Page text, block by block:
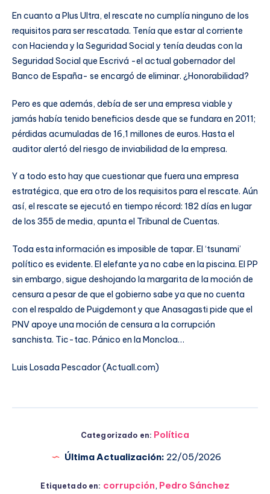
En cuanto a Plus Ultra, el rescate no cumplía ninguno de los
requisitos para ser rescatada. Tenía que estar al corriente
con Hacienda y la Seguridad Social y tenía deudas con la
Seguridad Social que Escrivá -el actual gobernador del
Banco de España- se encargó de eliminar. ¿Honorabilidad?
Pero es que además, debía de ser una empresa viable y
jamás había tenido beneficios desde que se fundara en 2011;
pérdidas acumuladas de 16,1 millones de euros. Hasta el
auditor alertó del riesgo de inviabilidad de la empresa.
Y a todo esto hay que cuestionar que fuera una empresa
estratégica, que era otro de los requisitos para el rescate. Aún
así, el rescate se ejecutó en tiempo récord: 182 días en lugar
de los 355 de media, apunta el Tribunal de Cuentas.
Toda esta información es imposible de tapar. El ‘tsunami’
político es evidente. El elefante ya no cabe en la piscina. El PP
sin embargo, sigue deshojando la margarita de la moción de
censura a pesar de que el gobierno sabe ya que no cuenta
con el respaldo de Puigdemont y que Anasagasti pide que el
PNV apoye una moción de censura a la corrupción
sanchista. Tic-tac. Pánico en la Moncloa…
Luis Losada Pescador (Actuall.com)
Categorizado en: Política
Última Actualización: 22/05/2026
Etiquetado en: corrupción, Pedro Sánchez